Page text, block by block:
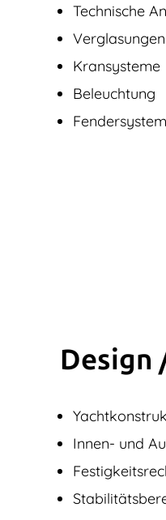
Technische
Verglasungen
Kransysteme
Beleuchtung
Design
Innen- und